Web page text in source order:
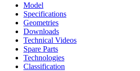
Model
Specifications
Geometries
Downloads
Technical Videos
Spare Parts
Technologies
Classification